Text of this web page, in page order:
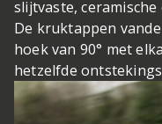
slijtvaste,
De kruktappen
hoek van 90° met
hetzelfde